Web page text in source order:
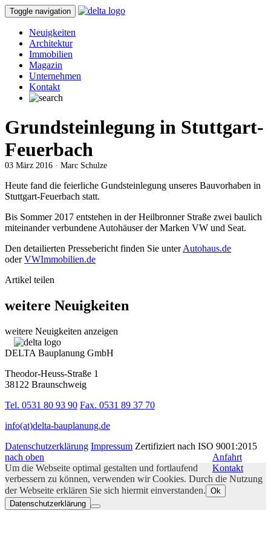
Toggle navigation
Neuigkeiten
Architektur
Immobilien
Magazin
Unternehmen
Kontakt
Grundsteinlegung in Stuttgart-
Feuerbach
03 März 2016 · Marc Schulze
Heute fand die feierliche Gundsteinlegung unseres Bauvorhaben in
Stuttgart-Feuerbach statt.
Bis Sommer 2017 entstehen in der Heilbronner Straße zwei baulich
miteinander verbundene Autohäuser der Marken VW und Seat.
Den detailierten Pressebericht finden Sie unterAutohaus.de
oderVWImmobilien.de
Artikel teilen
weitere Neuigkeiten
weitere Neuigkeiten anzeigen
DELTA Bauplanung GmbH
Theodor-Heuss-Straße 1
38122 Braunschweig
Tel. 0531 80 93 90 Fax. 0531 89 37 70
info(at)delta-bauplanung.de
Datenschutzerklärung Impressum Zertifiziert nach ISO 9001:2015
Anfahrt
Kontakt
nach oben
Um die Webseite optimal gestalten und fortlaufend
verbessern zu können, verwenden wir Cookies. Durch die Nutzung
der Webseite erklären Sie sich hiermit einverstanden. Ok
Datenschutzerklärung